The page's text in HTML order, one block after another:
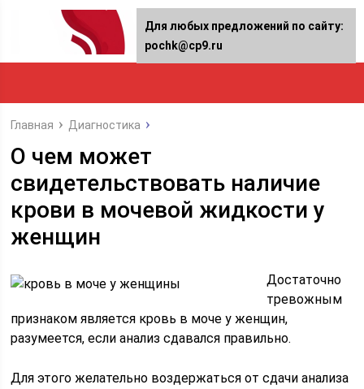
Главная Диагностика
О чем может
свидетельствовать наличие
крови в мочевой жидкости у
женщин
Достаточно
тревожным
признаком является кровь в моче у женщин,
разумеется, если анализ сдавался правильно.
Для этого желательно воздержаться от сдачи анализа
Для любых предложений по сайту:
pochk@cp9.ru